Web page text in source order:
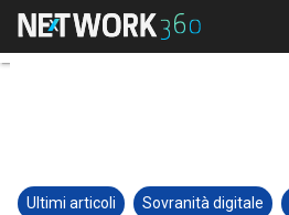
Ultimi articoli Sovranità digitale